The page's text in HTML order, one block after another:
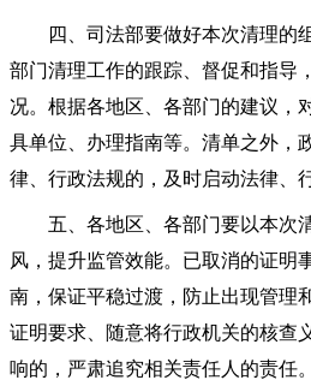
四、司法部要做好本次清理的
部门清理工作的跟踪、督促和指导
况。根据各地区、各部门的建议，
具单位、办理指南等。清单之外，
律、行政法规的，及时启动法律、
五、各地区、各部门要以本次
风，提升监管效能。已取消的证明
南，保证平稳过渡，防止出现管理
证明要求、随意将行政机关的核查
响的，严肃追究相关责任人的责任